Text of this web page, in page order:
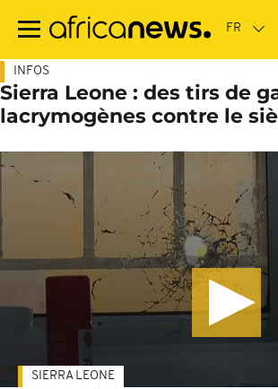
contenu
INFOS
Sierra Leone : des tirs de
lacrymogènes contre le
SIERRA LEONE